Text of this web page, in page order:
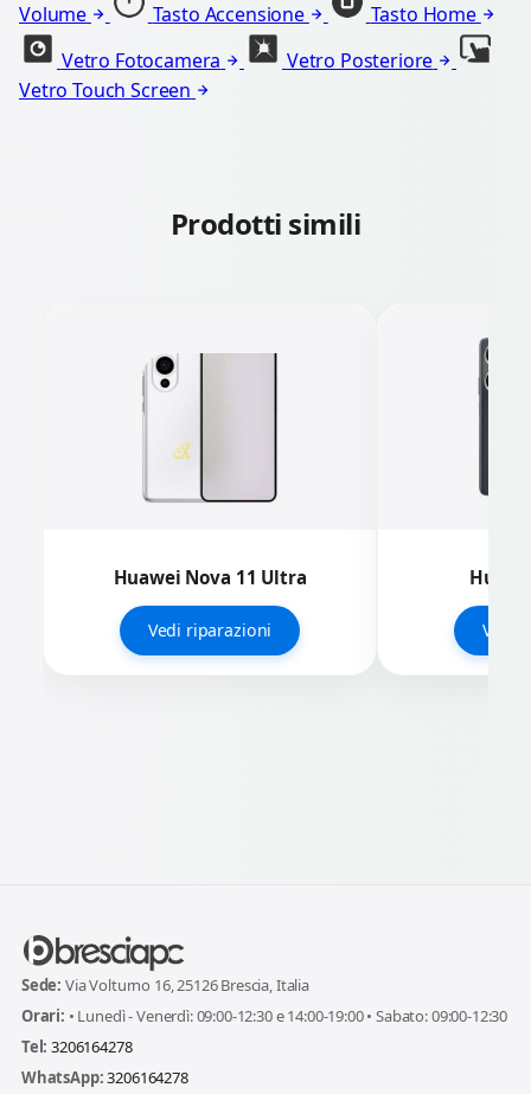
Volume
Tasto Accensione
Tasto Home
Vetro Fotocamera
Vetro Posteriore
Vetro Touch Screen
Prodotti simili
Huawei Nova 11 Ultra
Vedi riparazioni Vedi
Sede: Via Volturno 16, 25126 Brescia, Italia
Orari: • Lunedì - Venerdì: 09:00-12:30 e 14:00-19:00 • Sabato: 09:00-12:30
Tel: 3206164278
WhatsApp:3206164278